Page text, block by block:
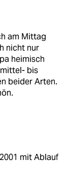
am Mittag
nicht nur
heimisch
bis
beider Arten.
mit Ablauf